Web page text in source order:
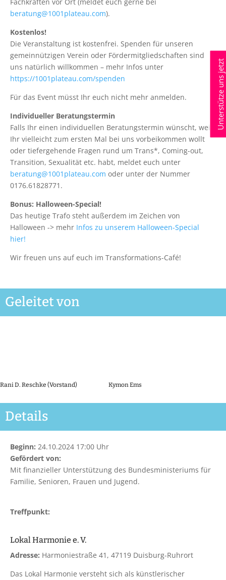
beratung@1001plateau.com).
Kostenlos!
Die Veranstaltung ist kostenfrei. Spenden für unseren
gemeinnützigen Verein oder Fördermitgliedschaften sind
uns natürlich willkommen – mehr Infos unter
https://1001plateau.com/spenden
Für das Event müsst Ihr euch nicht mehr anmelden.
Individueller Beratungstermin
Falls Ihr einen individuellen Beratungstermin wünscht, weil
Ihr vielleicht zum ersten Mal bei uns vorbeikommen wollt
oder tiefergehende Fragen rund um Trans*, Coming-out,
Transition, Sexualität etc. habt, meldet euch unter
beratung@1001plateau.com oder unter der Nummer
0176.61828771.
Bonus: Halloween-Special!
Das heutige Trafo steht außerdem im Zeichen von
Halloween -> mehr Infos zu unserem Halloween-Special
hier!
Wir freuen uns auf euch im Transformations-Café!
Geleitet von
Rani D. Reschke (Vorstand) Kymon Ems
Details
Beginn: 24.10.2024 17:00 Uhr
Gefördert von:
Mit finanzieller Unterstützung des Bundesministeriums für
Familie, Senioren, Frauen und Jugend.
Treffpunkt:
Lokal Harmonie e. V.
Adresse: Harmoniestraße 41, 47119 Duisburg-Ruhrort
Das Lokal Harmonie versteht sich als künstlerischer
Unterstütze uns jetzt